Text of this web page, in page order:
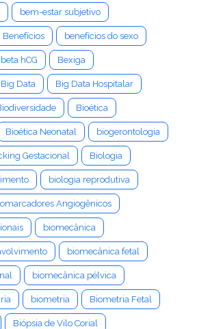
bem-estar subjetivo
Benefícios benefícios do sexo
beta hCG Bexiga
Big Data Big Data Hospitalar
Bioética
Bioética Neonatal biogerontologia
Gestacional Biologia
biologia reprodutiva
Angiogênicos
biomecânica
biomecânica fetal
biomecânica pélvica
biometria Biometria Fetal
Biópsia de Vilo Corial